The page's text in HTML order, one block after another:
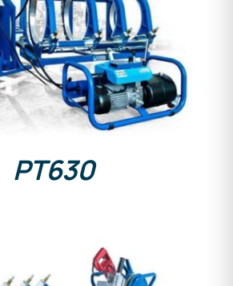
DETAILS
PT630